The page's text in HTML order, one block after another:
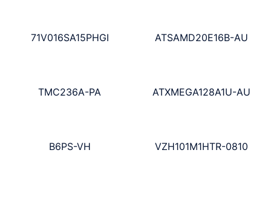
71V016SA15PHGI ATSAMD20E16B-AU
TMC236A-PA ATXMEGA128A1U-AU
B6PS-VH VZH101M1HTR-0810